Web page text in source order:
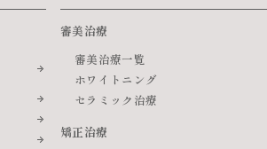
審美治療
審美治療一覧
ホワイトニング
セラミック治療
矯正治療